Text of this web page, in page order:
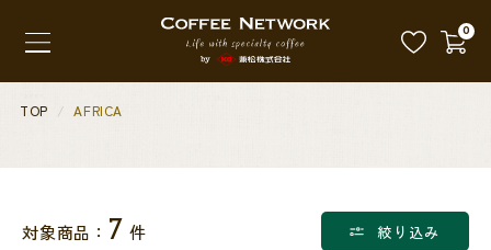
0
TOP AFRICA
対象商品： 7 件 絞り込み